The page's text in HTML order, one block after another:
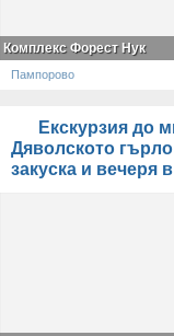
Комплекс Форест Нук
Пампорово
Екскурзия до
Дяволското
закуска и вечеря